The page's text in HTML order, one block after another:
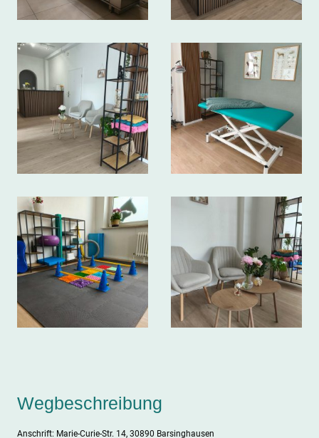
Wegbeschreibung
Anschrift: Marie-Curie-Str. 14, 30890 Barsinghausen